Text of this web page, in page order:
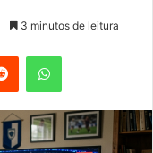
3 minutos de leitura
Reddit WhatsApp